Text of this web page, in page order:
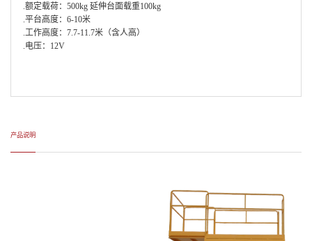
.额定载荷：500kg 延伸台面载重100kg
.平台高度：6-10米
.工作高度：7.7-11.7米（含人高）
.电压：12V
产品说明